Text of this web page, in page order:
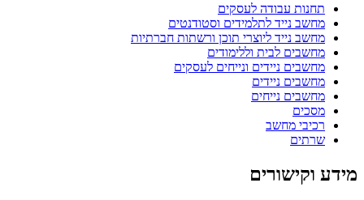
תחנות עבודה לעסקים
מחשב נייד לתלמידים וסטודנטים
מחשב נייד ליוצרי תוכן ורשתות חברתיות
מחשבים לבית וללימודים
מחשבים ניידים ונייחים לעסקים
מחשבים ניידים
מחשבים נייחים
מסכים
רכיבי מחשב
שרתים
מידע וקישורים